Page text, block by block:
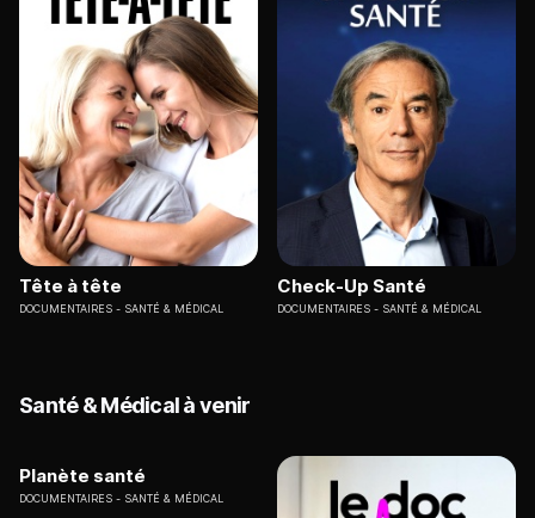
Tête à tête
DOCUMENTAIRES SANTÉ & MÉDICAL
Check-Up Santé
DOCUMENTAIRES SANTÉ & MÉDICAL
Santé & Médical à venir
Planète santé
DOCUMENTAIRES SANTÉ & MÉDICAL